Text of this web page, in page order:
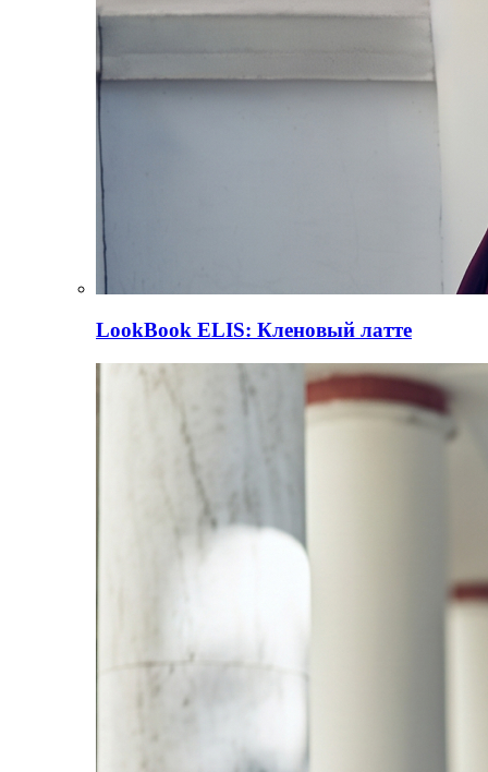
LookBook ELIS: Кленовый латте